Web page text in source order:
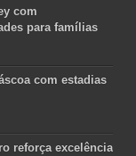
com
para famílias
com estadias
reforça excelência